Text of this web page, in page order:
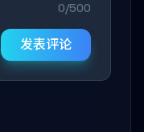
0/500
发表评论